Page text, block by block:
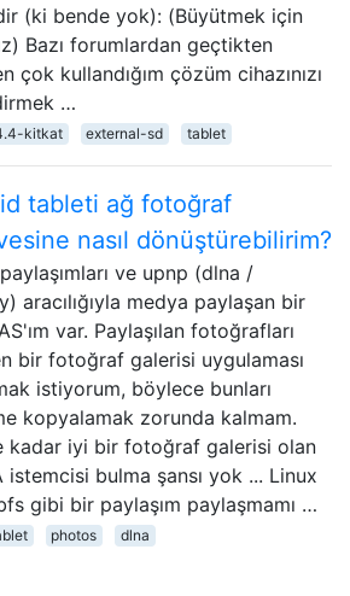
(ki bende yok): (Büyütmek için
Bazı forumlardan geçtikten
çok kullandığım çözüm cihazınızı
…
kitkat external-sd tablet
tableti ağ fotoğraf
nasıl dönüştürebilirim?
ve upnp (dlna /
aracılığıyla medya paylaşan bir
var. Paylaşılan fotoğrafları
bir fotoğraf galerisi uygulaması
istiyorum, böylece bunları
kopyalamak zorunda kalmam.
kadar iyi bir fotoğraf galerisi olan
istemcisi bulma şansı yok ... Linux
gibi bir paylaşım paylaşmamı …
photos dlna